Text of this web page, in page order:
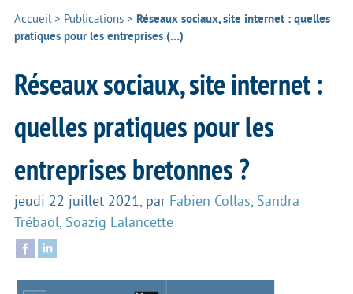
Accueil> Publications > Réseaux sociaux, site internet : quelles
pratiques pour les entreprises (…)
Réseaux sociaux, site internet :
quelles pratiques pour les
entreprises bretonnes ?
jeudi 22 juillet 2021, par Fabien Collas, Sandra
Trébaol, Soazig Lalancette